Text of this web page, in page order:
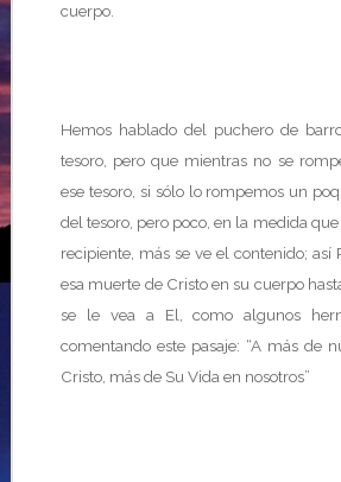
cuerpo.
Hemos hablado del puchero de
tesoro, pero que mientras no se
ese tesoro, si sólo lo rompemos un
del tesoro, pero poco, en la medida
recipiente, más se ve el contenido; así
esa muerte de Cristo en su cuerpo
se le vea a El, como algunos
comentando este pasaje: “A más de
Cristo, más de Su Vida en nosotros”